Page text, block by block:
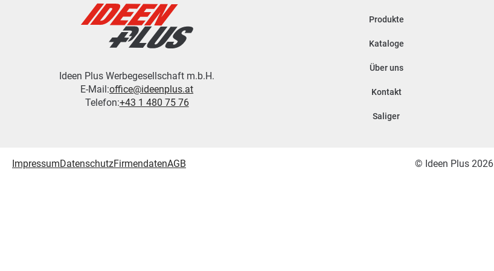
Ideen Plus Werbegesellschaft m.b.H.
E-Mail:office@ideenplus.at
Telefon:+43 1 480 75 76
Produkte
Kataloge
Über uns
Kontakt
Saliger
ImpressumDatenschutzFirmendatenAGB © Ideen Plus 2026